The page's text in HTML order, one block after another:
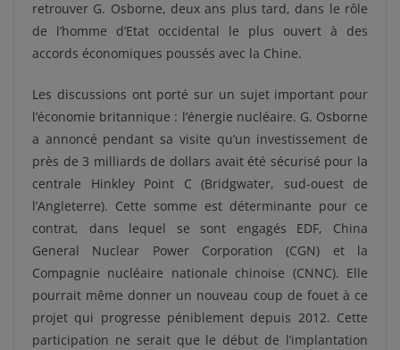
retrouver G. Osborne, deux ans plus tard, dans le rôle
de l’homme d’Etat occidental le plus ouvert à des
accords économiques poussés avec la Chine.
Les discussions ont porté sur un sujet important pour
l’économie britannique : l’énergie nucléaire. G. Osborne
a annoncé pendant sa visite qu’un investissement de
près de 3 milliards de dollars avait été sécurisé pour la
centrale Hinkley Point C (Bridgwater, sud-ouest de
l’Angleterre). Cette somme est déterminante pour ce
contrat, dans lequel se sont engagés EDF, China
General Nuclear Power Corporation (CGN) et la
Compagnie nucléaire nationale chinoise (CNNC). Elle
pourrait même donner un nouveau coup de fouet à ce
projet qui progresse péniblement depuis 2012. Cette
participation ne serait que le début de l’implantation